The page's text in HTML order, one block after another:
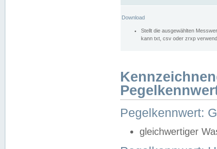
Download
Stellt die ausgewählten
kann txt, csv oder zrxp
Pegelkennwert:
gleichwertiger